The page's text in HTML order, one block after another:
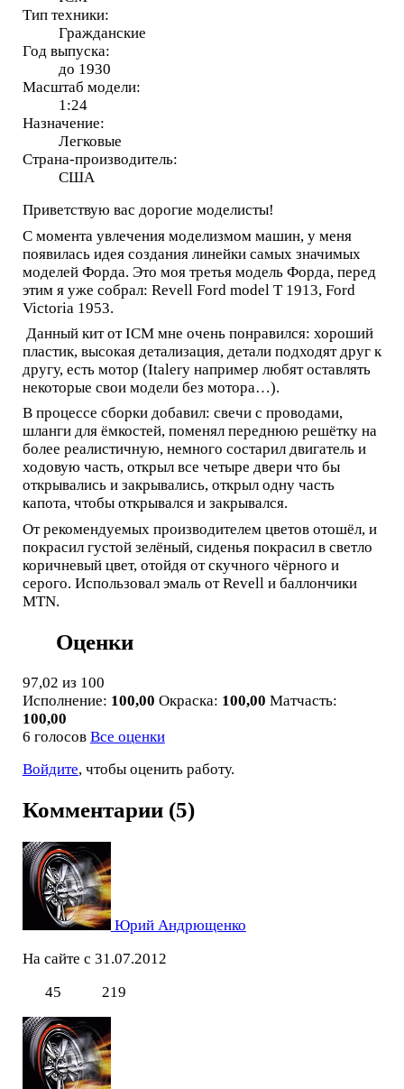
Тип техники:
Гражданские
Год выпуска:
до 1930
Масштаб модели:
1:24
Назначение:
Легковые
Страна-производитель:
США
Приветствую вас дорогие моделисты!
С момента увлечения моделизмом машин, у меня
появилась идея создания линейки самых значимых
моделей Форда. Это моя третья модель Форда, перед
этим я уже собрал: Revell Ford model T 1913, Ford
Victoria 1953.
Данный кит от ICM мне очень понравился: хороший
пластик, высокая детализация, детали подходят друг к
другу, есть мотор (Italery например любят оставлять
некоторые свои модели без мотора…).
В процессе сборки добавил: свечи с проводами,
шланги для ёмкостей, поменял переднюю решётку на
более реалистичную, немного состарил двигатель и
ходовую часть, открыл все четыре двери что бы
открывались и закрывались, открыл одну часть
капота, чтобы открывался и закрывался.
От рекомендуемых производителем цветов отошёл, и
покрасил густой зелёный, сиденья покрасил в светло
коричневый цвет, отойдя от скучного чёрного и
серого. Использовал эмаль от Revell и баллончики
MTN.
Оценки
97,02 из 100
Исполнение: 100,00 Окраска: 100,00 Матчасть:
100,00
6 голосов Все оценки
Войдите, чтобы оценить работу.
Комментарии (5)
Юрий Андрющенко
На сайте с 31.07.2012
45
219